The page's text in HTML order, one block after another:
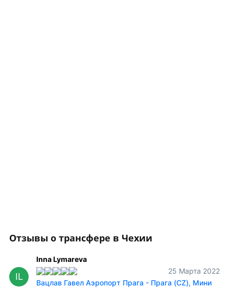
Отзывы о трансфере в Чехии
IL
Inna Lymareva
25 Марта 2022
Вацлав Гавел Аэропорт Прага - Прага (CZ), Мини